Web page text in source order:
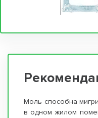
Моль способна
в одном жилом